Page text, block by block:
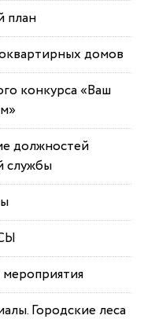
план
домов
конкурса «Ваш
должностей
службы
Городские леса